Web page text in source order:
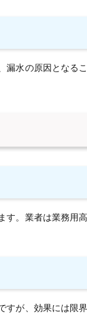
水の原因となる
。業者は業務用
が、効果には限